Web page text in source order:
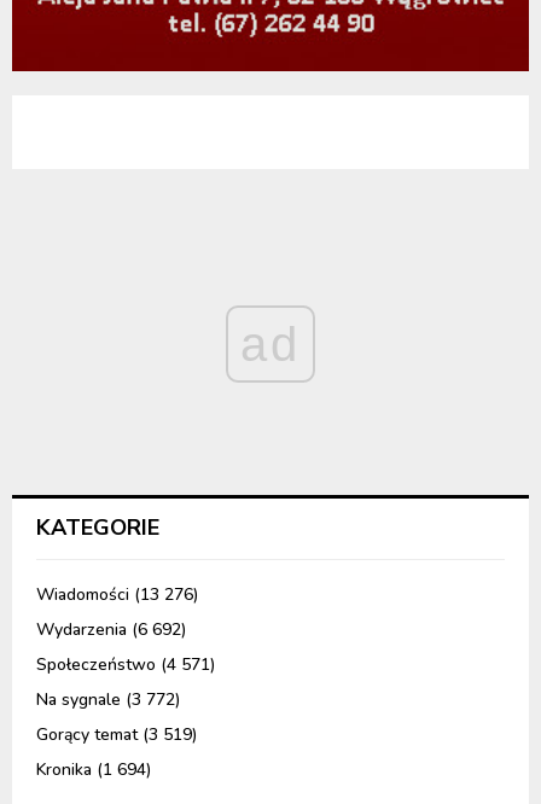
ad
KATEGORIE
Wiadomości (13 276)
Wydarzenia (6 692)
Społeczeństwo (4 571)
Na sygnale (3 772)
Gorący temat(3 519)
Kronika (1 694)